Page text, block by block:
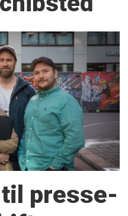
til presse­